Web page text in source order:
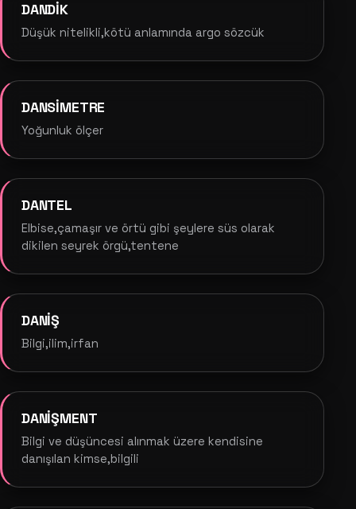
DANDİK
Düşük nitelikli,kötü anlamında argo sözcük
DANSİMETRE
Yoğunluk ölçer
DANTEL
Elbise,çamaşır ve örtü gibi şeylere süs olarak
dikilen seyrek örgü,tentene
DANİŞ
Bilgi,ilim,irfan
DANİŞMENT
Bilgi ve düşüncesi alınmak üzere kendisine
danışılan kimse,bilgili